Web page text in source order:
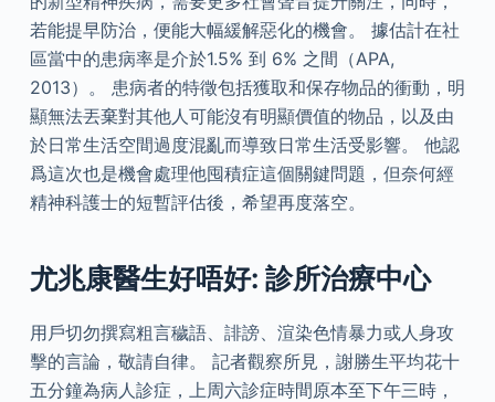
若能提早防治，便能大幅緩解惡化的機會。 據估計在社
區當中的患病率是介於1.5% 到 6% 之間（APA,
2013）。 患病者的特徵包括獲取和保存物品的衝動，明
顯無法丟棄對其他人可能沒有明顯價值的物品，以及由
於日常生活空間過度混亂而導致日常生活受影響。 他認
爲這次也是機會處理他囤積症這個關鍵問題，但奈何經
精神科護士的短暫評估後，希望再度落空。
尤兆康醫生好唔好: 診所治療中心
用戶切勿撰寫粗言穢語、誹謗、渲染色情暴力或人身攻
擊的言論，敬請自律。 記者觀察所見，謝勝生平均花十
五分鐘為病人診症，上周六診症時間原本至下午三時，